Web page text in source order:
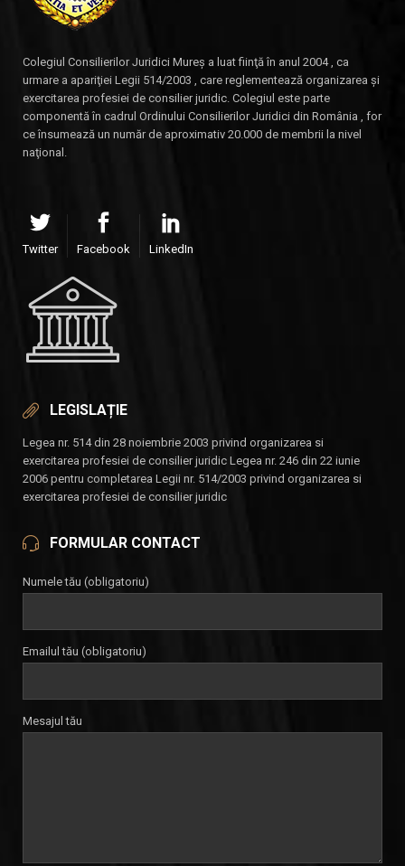
Colegiul Consilierilor Juridici Mureş a luat fiinţă în anul 2004 , ca
urmare a apariţiei Legii 514/2003 , care reglementează organizarea şi
exercitarea profesiei de consilier juridic. Colegiul este parte
componentă în cadrul Ordinului Consilierilor Juridici din România , for
ce însumează un număr de aproximativ 20.000 de membrii la nivel
naţional.
Twitter Facebook LinkedIn
LEGISLAȚIE
Legea nr. 514 din 28 noiembrie 2003 privind organizarea si
exercitarea profesiei de consilier juridic Legea nr. 246 din 22 iunie
2006 pentru completarea Legii nr. 514/2003 privind organizarea si
exercitarea profesiei de consilier juridic
FORMULAR CONTACT
Numele tău (obligatoriu)
Emailul tău (obligatoriu)
Mesajul tău